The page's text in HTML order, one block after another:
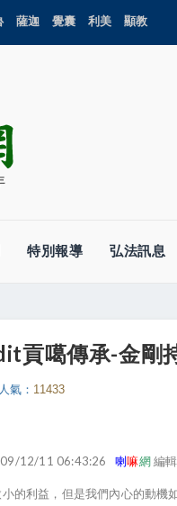
薩迦 覺囊 利美 顯教
特別報導 弘法訊息
貢噶傳承-金剛
人氣： 11433
12/11 06:43:26喇嘛網編
的利益，但是我們內心的動